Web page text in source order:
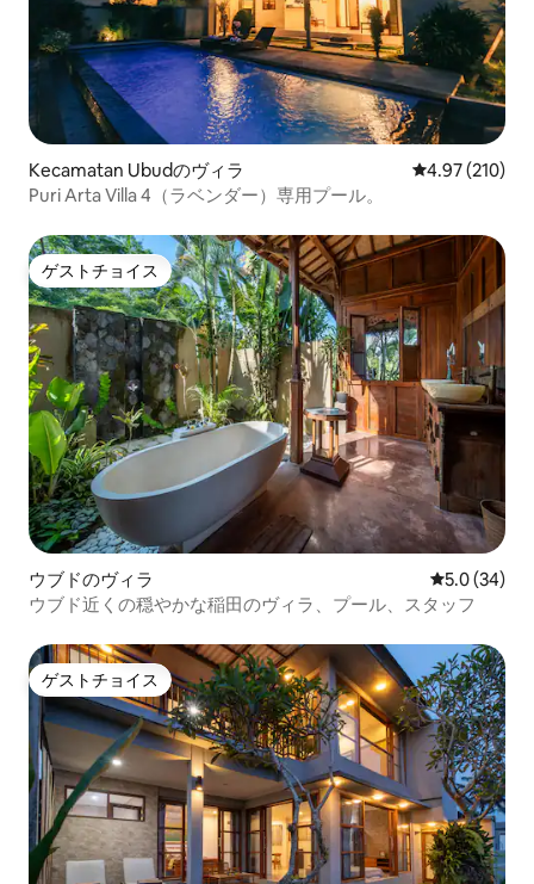
Kecamatan Ubudのヴィラ レビュー210
4.97 (210)
Puri Arta Villa 4（ラベンダー）専用プール。
ゲストチョイス
ゲストチョイス
ウブドのヴィラ レビュー34
5.0 (34)
ウブド近くの穏やかな稲田のヴィラ、プール、スタッフ
ゲストチョイス
ゲストチョイス